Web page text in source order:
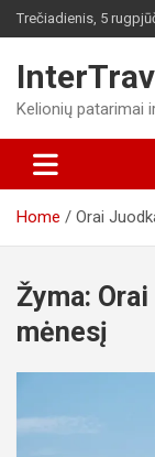
Skip
to
Trečiadienis, 5
Kelionių patarimai
Home Orai
Žyma:
mėnesį